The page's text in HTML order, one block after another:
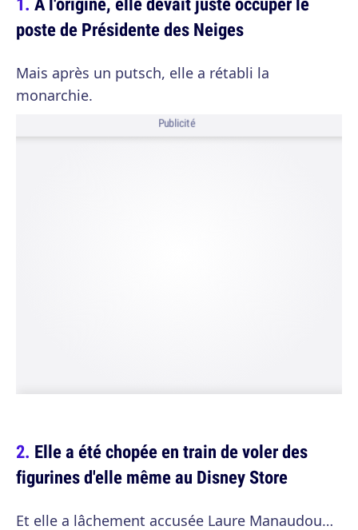
poste de Présidente des Neiges
Mais après un putsch, elle a rétabli la
monarchie.
Publicité
Elle a été chopée en train de voler des
figurines d'elle même au Disney Store
Et elle a lâchement accusée Laure Manaudou…